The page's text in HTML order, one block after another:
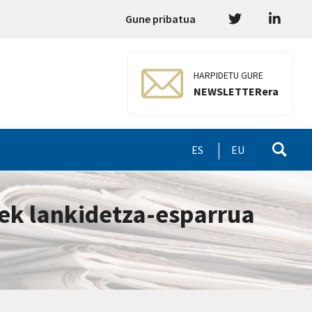
Gune pribatua
HARPIDETU GURE
NEWSLETTERera
ES EU
lankidetza-esparrua